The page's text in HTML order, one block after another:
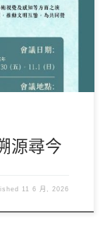
源尋今
11 6 月, 2026